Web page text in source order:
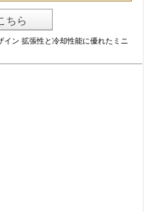
ちら
ン 拡張性と冷却性能に優れたミニ